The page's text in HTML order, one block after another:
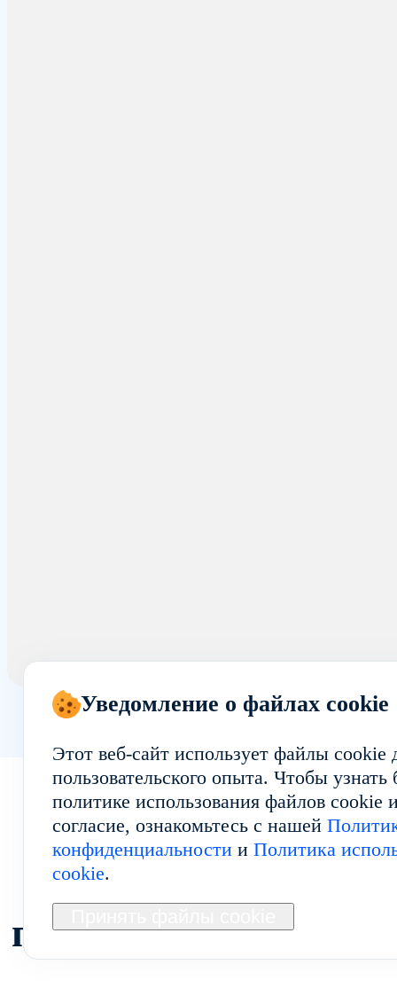
Исследуйте другие
популярные
Уведомление о файлах cookie
Этот веб-сайт использует файлы cookie
пользовательского опыта. Чтобы
политике использования файлов cookie
согласие, ознакомьтесь с нашей
конфиденциальностии Политика
cookie.